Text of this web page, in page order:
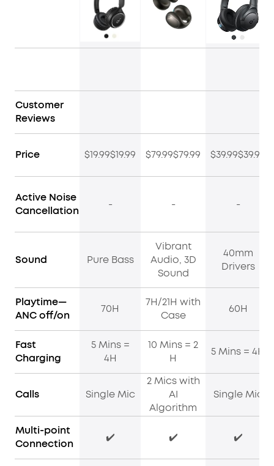
Customer
Reviews
Price $19.99$19.99 $79.99$79.99 $39.99$39.99
Active Noise
Cancellation
- - -
Sound Pure Bass
Vibrant
Audio, 3D
Sound
40mm
Drivers
Playtime—
ANC off/on
70H
7H/21H with
Case
60H
Fast
Charging
5 Mins =
4H
10 Mins = 2
H
5 Mins = 4H
Calls Single Mic
2 Mics with
AI
Algorithm
Single Mic
Multi-point
Connection
✔️ ✔️ ✔️